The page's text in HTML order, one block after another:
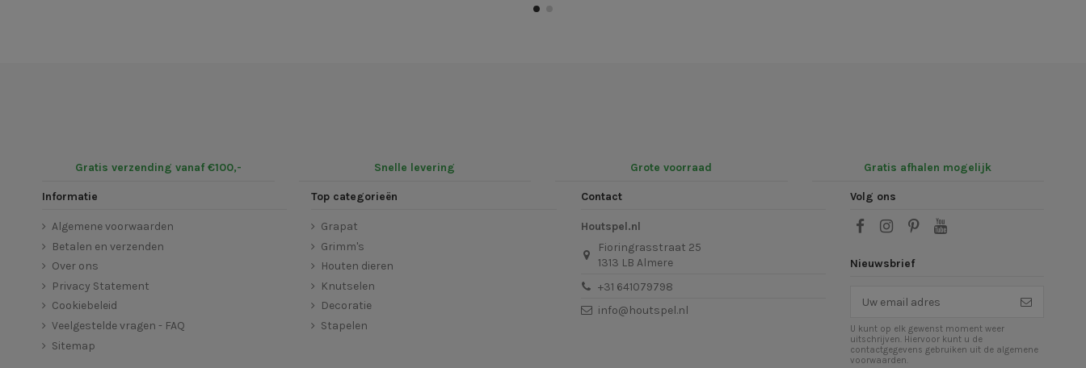
Gratis verzending vanaf €100,- Snelle levering Grote voorraad Gratis afhalen mogelijk
Informatie
Algemene voorwaarden
Betalen en verzenden
Over ons
Privacy Statement
Cookiebeleid
Veelgestelde vragen - FAQ
Sitemap
Top categorieën
Grapat
Grimm's
Houten dieren
Knutselen
Decoratie
Stapelen
Contact
Houtspel.nl
Fioringrasstraat 25
1313 LB Almere
+31 641079798
info@houtspel.nl
Volg ons
Nieuwsbrief
U kunt op elk gewenst moment weer
uitschrijven. Hiervoor kunt u de
contactgegevens gebruiken uit de algemene
voorwaarden.